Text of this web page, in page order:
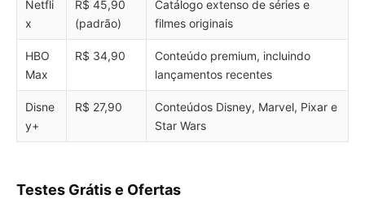
Netfli
x
R$ 45,90
(padrão)
Catálogo extenso de séries e
filmes originais
HBO
Max
R$ 34,90
Conteúdo premium, incluindo
lançamentos recentes
Disne
y+
R$ 27,90
Conteúdos Disney, Marvel, Pixar e
Star Wars
Testes Grátis e Ofertas